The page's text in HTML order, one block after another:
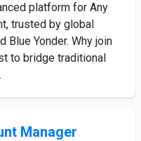
platform for Any
trusted by global
Blue Yonder. Why join
to bridge traditional
Manager